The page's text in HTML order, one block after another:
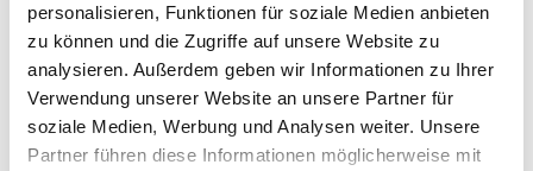
personalisieren, Funktionen für soziale Medien anbieten
zu können und die Zugriffe auf unsere Website zu
analysieren. Außerdem geben wir Informationen zu Ihrer
Verwendung unserer Website an unsere Partner für
soziale Medien, Werbung und Analysen weiter. Unsere
Partner führen diese Informationen möglicherweise mit
Keine Sorge, wir pinseln schon an der Lösung und
werden das Problem so schnell wie möglich beheben.
Erkunden Sie in der Zwischenzeit unseren Online-Shop
und lassen Sie sich inspirieren.
ZURÜCK ZUM ONLINE-SHOP